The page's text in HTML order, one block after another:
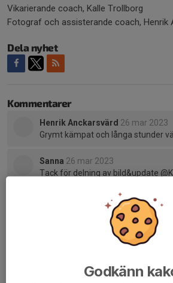
Vikarierande coach, Kalle Trollborg
Fotograf och assisterande coach, Henrik
Dela nyhet
Kommentarer
Henrik Anckarsvärd 26 mar 2023
Grymt kämpat och långa stunder
Sanna 26 mar 2023
Tack för delning av bild&update
Peter Pelle Larsson 27 mar 2023
Härligt kämpat tjejer, ser fram mot
Godkänn